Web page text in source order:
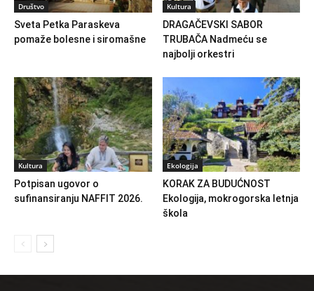
Društvo
Sveta Petka Paraskeva
pomaže bolesne i siromašne
Kultura
DRAGAČEVSKI SABOR
TRUBAČA Nadmeću se
najbolji orkestri
Kultura
Potpisan ugovor o
sufinansiranju NAFFIT 2026.
Ekologija
KORAK ZA BUDUĆNOST
Ekologija, mokrogorska letnja
škola